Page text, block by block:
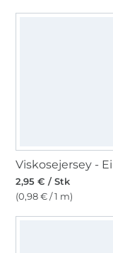
2,95 € / Stk
(0,98 € / 1 m)